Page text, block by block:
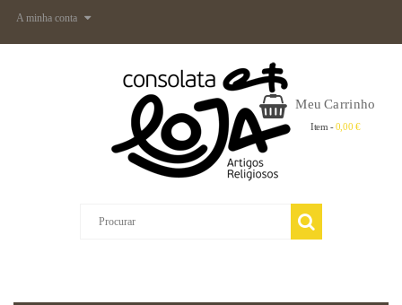
A minha conta
Meu Carrinho
Item - 0,00 €